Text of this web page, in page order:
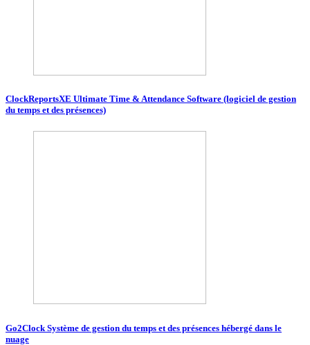
ClockReportsXE Ultimate Time & Attendance Software (logiciel de gestion
du temps et des présences)
Go2Clock Système de gestion du temps et des présences hébergé dans le
nuage